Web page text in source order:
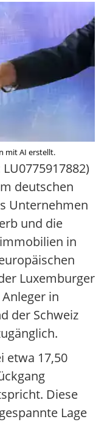
mit AI erstellt.
deutschen
Unternehmen
und die
in
Luxemburger
in
der Schweiz
etwa 17,50
Diese
Lage